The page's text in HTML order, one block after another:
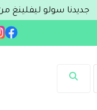
الى 15 بالغة الانجليزية